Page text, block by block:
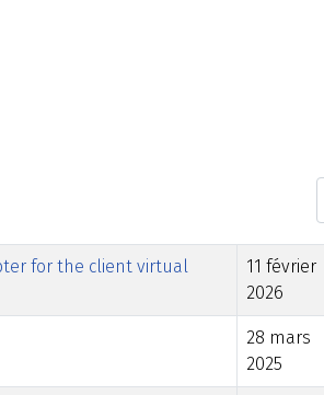
for the client virtual
11 février
2026
28 mars
2025